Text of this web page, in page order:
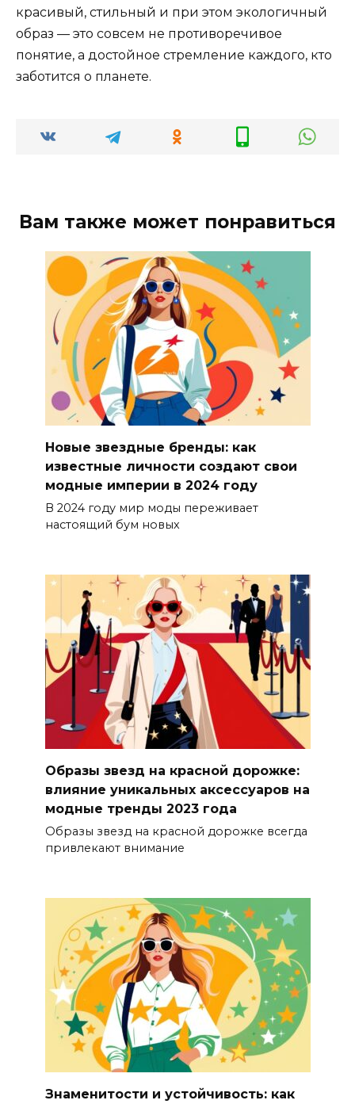
красивый, стильный и при этом экологичный
образ — это совсем не противоречивое
понятие, а достойное стремление каждого, кто
заботится о планете.
Вам также может понравиться
Новые звездные бренды: как
известные личности создают свои
модные империи в 2024 году
В 2024 году мир моды переживает
настоящий бум новых
Образы звезд на красной дорожке:
влияние уникальных аксессуаров на
модные тренды 2023 года
Образы звезд на красной дорожке всегда
привлекают внимание
Знаменитости и устойчивость: как